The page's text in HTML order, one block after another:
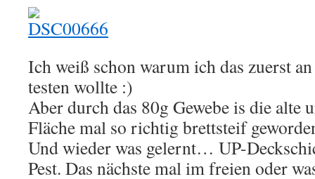
Ich weiß schon warum ich das zuerst
testen wollte :)
Aber durch das 80g Gewebe is die alte
Fläche mal so richtig brettsteif
Und wieder was gelernt… UP-
Pest. Das nächste mal im freien oder